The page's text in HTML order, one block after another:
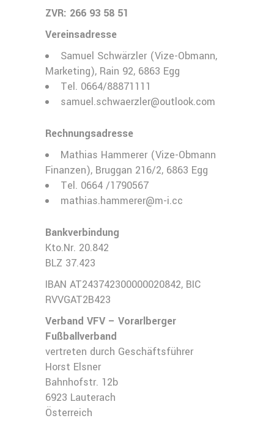
ZVR: 266 93 58 51
Vereinsadresse
Samuel Schwärzler (Vize-Obmann,
Marketing), Rain 92, 6863 Egg
Tel. 0664/88871111
samuel.schwaerzler@outlook.com
Rechnungsadresse
Mathias Hammerer (Vize-Obmann
Finanzen), Bruggan 216/2, 6863 Egg
Tel. 0664 /1790567
mathias.hammerer@m-i.cc
Bankverbindung
Kto.Nr. 20.842
BLZ 37.423
IBAN AT243742300000020842, BIC
RVVGAT2B423
Verband VFV – Vorarlberger
Fußballverband
vertreten durch Geschäftsführer
Horst Elsner
Bahnhofstr. 12b
6923 Lauterach
Österreich